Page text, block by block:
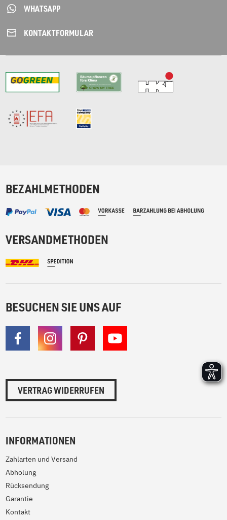
WHATSAPP
KONTAKT­FORMULAR
BEZAHLMETHODEN
VERSANDMETHODEN
BESUCHEN SIE UNS AUF
VERTRAG WIDERRUFEN
INFORMATIONEN
Zahlarten und Versand
Abholung
Rücksendung
Garantie
Kontakt